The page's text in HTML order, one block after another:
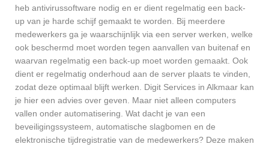
heb antivirussoftware nodig en er dient regelmatig een back-
up van je harde schijf gemaakt te worden. Bij meerdere
medewerkers ga je waarschijnlijk via een server werken, welke
ook beschermd moet worden tegen aanvallen van buitenaf en
waarvan regelmatig een back-up moet worden gemaakt. Ook
dient er regelmatig onderhoud aan de server plaats te vinden,
zodat deze optimaal blijft werken. Digit Services in Alkmaar kan
je hier een advies over geven. Maar niet alleen computers
vallen onder automatisering. Wat dacht je van een
beveiligingssysteem, automatische slagbomen en de
elektronische tijdregistratie van de medewerkers? Deze maken